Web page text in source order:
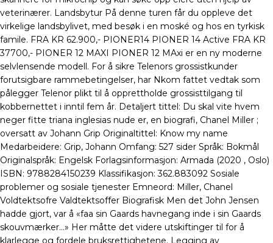
veterinærer. Landsbytur På denne turen får du oppleve det
virkelige landsbylivet, med besøk i en moské og hos en tyrkisk
famile. FRA KR 62.900,- PIONER14 PIONER 14 Active FRA KR
37700,- PIONER 12 MAXI PIONER 12 MAxi er en ny moderne
selvlensende modell. For å sikre Telenors grossistkunder
forutsigbare rammebetingelser, har Nkom fattet vedtak som
pålegger Telenor plikt til å opprettholde grossisttilgang til
kobbernettet i inntil fem år. Detaljert tittel: Du skal vite hvem
neger fitte triana inglesias nude er, en biografi, Chanel Miller ;
oversatt av Johann Grip Originaltittel: Know my name
Medarbeidere: Grip, Johann Omfang: 527 sider Språk: Bokmål
Originalspråk: Engelsk Forlagsinformasjon: Armada (2020 , Oslo)
ISBN: 9788284150239 Klassifikasjon: 362.883092 Sosiale
problemer og sosiale tjenester Emneord: Miller, Chanel
Voldtektsofre Valdtektsoffer Biografisk Men det John Jensen
hadde gjort, var å «faa sin Gaards havnegang inde i sin Gaards
skouvmærker…» Her måtte det videre utskiftinger til for å
klarlegge og fordele bruksrettighetene. Legging av